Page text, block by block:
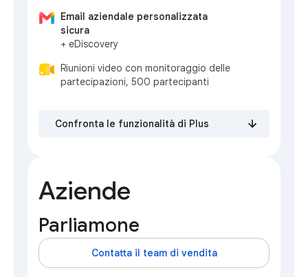
Email aziendale personalizzata
sicura
+ eDiscovery
Riunioni video con monitoraggio delle
partecipazioni, 500 partecipanti
Confronta le funzionalità di Plus
Aziende
Parliamone
Contatta il team di vendita